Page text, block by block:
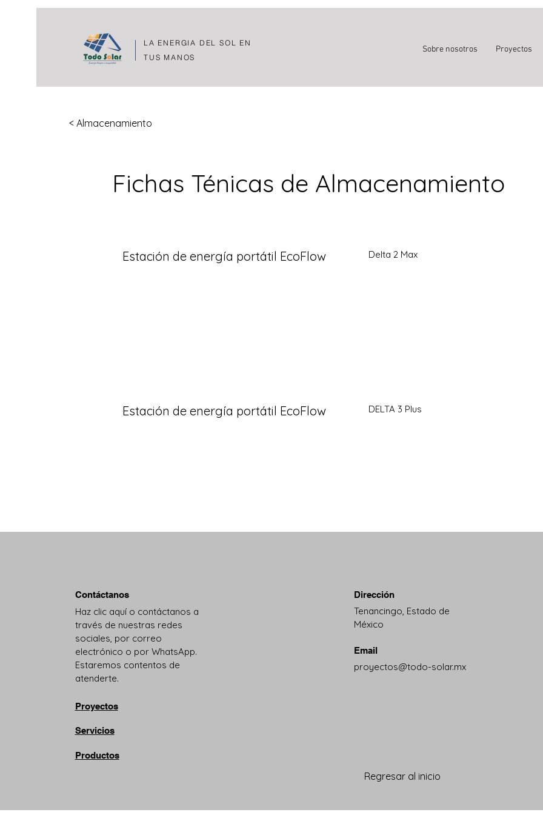
LA ENERGIA DEL SOL EN
TUS MANOS
Sobre nosotros Proyectos
< Almacenamiento
Fichas Ténicas de Almacenamiento
Estación de energía portátil EcoFlow Delta 2 Max
Estación de energía portátil EcoFlow DELTA 3 Plus
Contáctanos
Haz clic aquí o contáctanos a
través de nuestras redes
sociales, por correo
electrónico o por WhatsApp.
Estaremos contentos de
atenderte.
Proyectos
Servicios
Productos
Dirección
Tenancingo, Estado de
México
Email
proyectos@todo-solar.mx
Regresar al inicio